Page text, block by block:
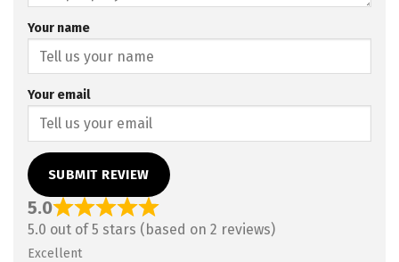
Your name
Your email
SUBMIT REVIEW
5.0
5.0 out of 5 stars (based on 2 reviews)
Excellent